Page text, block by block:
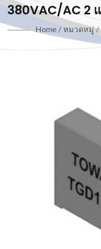
380VAC/AC 2
Home / หมวดหมู่ /